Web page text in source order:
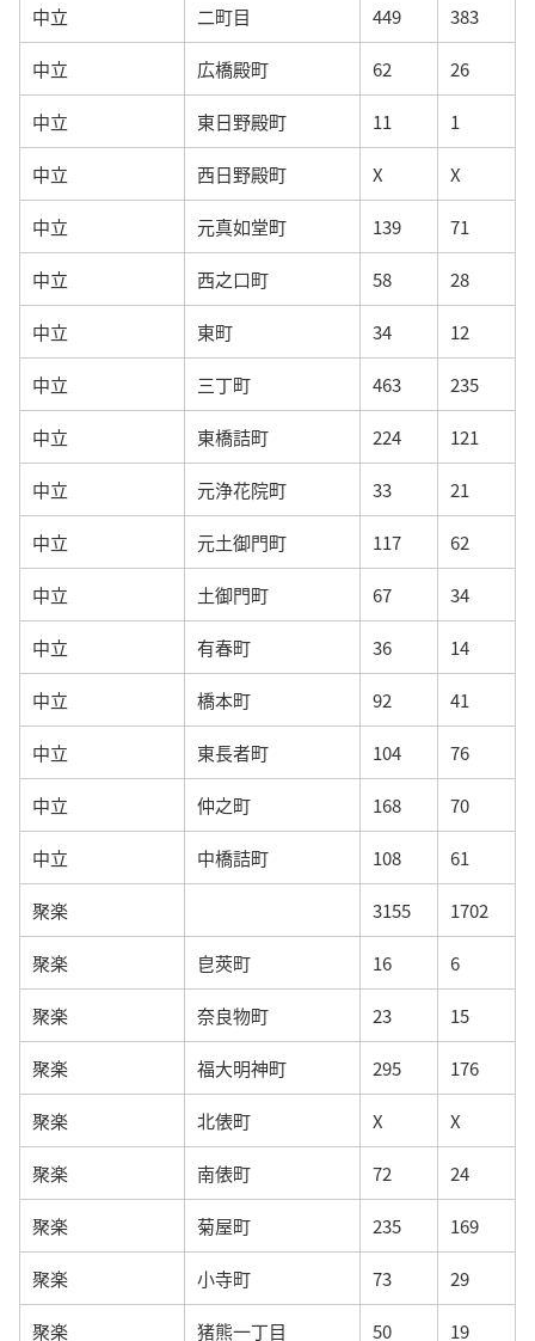
中立 二町目 449 383
中立 広橋殿町 62 26
中立 東日野殿町 11 1
中立 西日野殿町 X X
中立 元真如堂町 139 71
中立 西之口町 58 28
中立 東町 34 12
中立 三丁町 463 235
中立 東橋詰町 224 121
中立 元浄花院町 33 21
中立 元土御門町 117 62
中立 土御門町 67 34
中立 有春町 36 14
中立 橋本町 92 41
中立 東長者町 104 76
中立 仲之町 168 70
中立 中橋詰町 108 61
聚楽 3155 1702
聚楽 皀莢町 16 6
聚楽 奈良物町 23 15
聚楽 福大明神町 295 176
聚楽 北俵町 X X
聚楽 南俵町 72 24
聚楽 菊屋町 235 169
聚楽 小寺町 73 29
聚楽 猪熊一丁目 50 19